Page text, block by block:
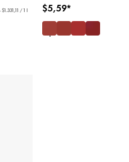
/ 1 l
$5,59*